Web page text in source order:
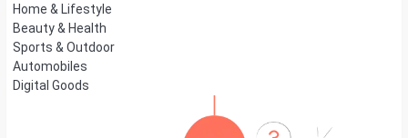
Home & Lifestyle
Beauty & Health
Sports & Outdoor
Automobiles
Digital Goods